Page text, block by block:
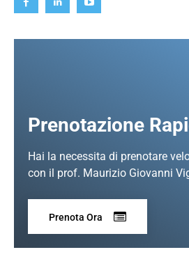
Prenotazione
Hai la necessita di prenotare
con il prof. Maurizio Giovanni
Prenota Ora